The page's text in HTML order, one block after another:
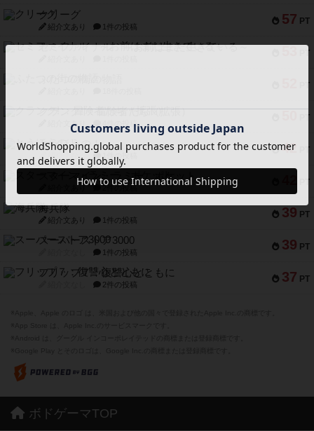
57 PT
クリーグ
紹介文あり 1件の投稿
PT
セミファイナル ～お前はまだ生きている～
PT
PT
クランク! ：冒険者たち（拡張）
紹介文あり 4件の投稿
42 PT
とうほうの！
紹介文なし 1件の投稿
PT
スターマイン・ラミー ポケット
紹介文あり 2件の投稿
39 PT
海兵隊
紹介文あり 1件の投稿
39 PT
スーパーストア3000
1件の投稿
37 PT
フリップ７：復讐心とともに
2件の投稿
ボドゲーマTOP